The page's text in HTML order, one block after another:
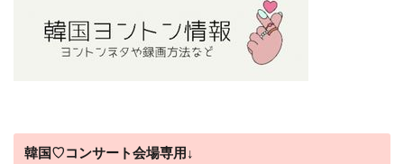
韓国♡コンサート会場専用↓